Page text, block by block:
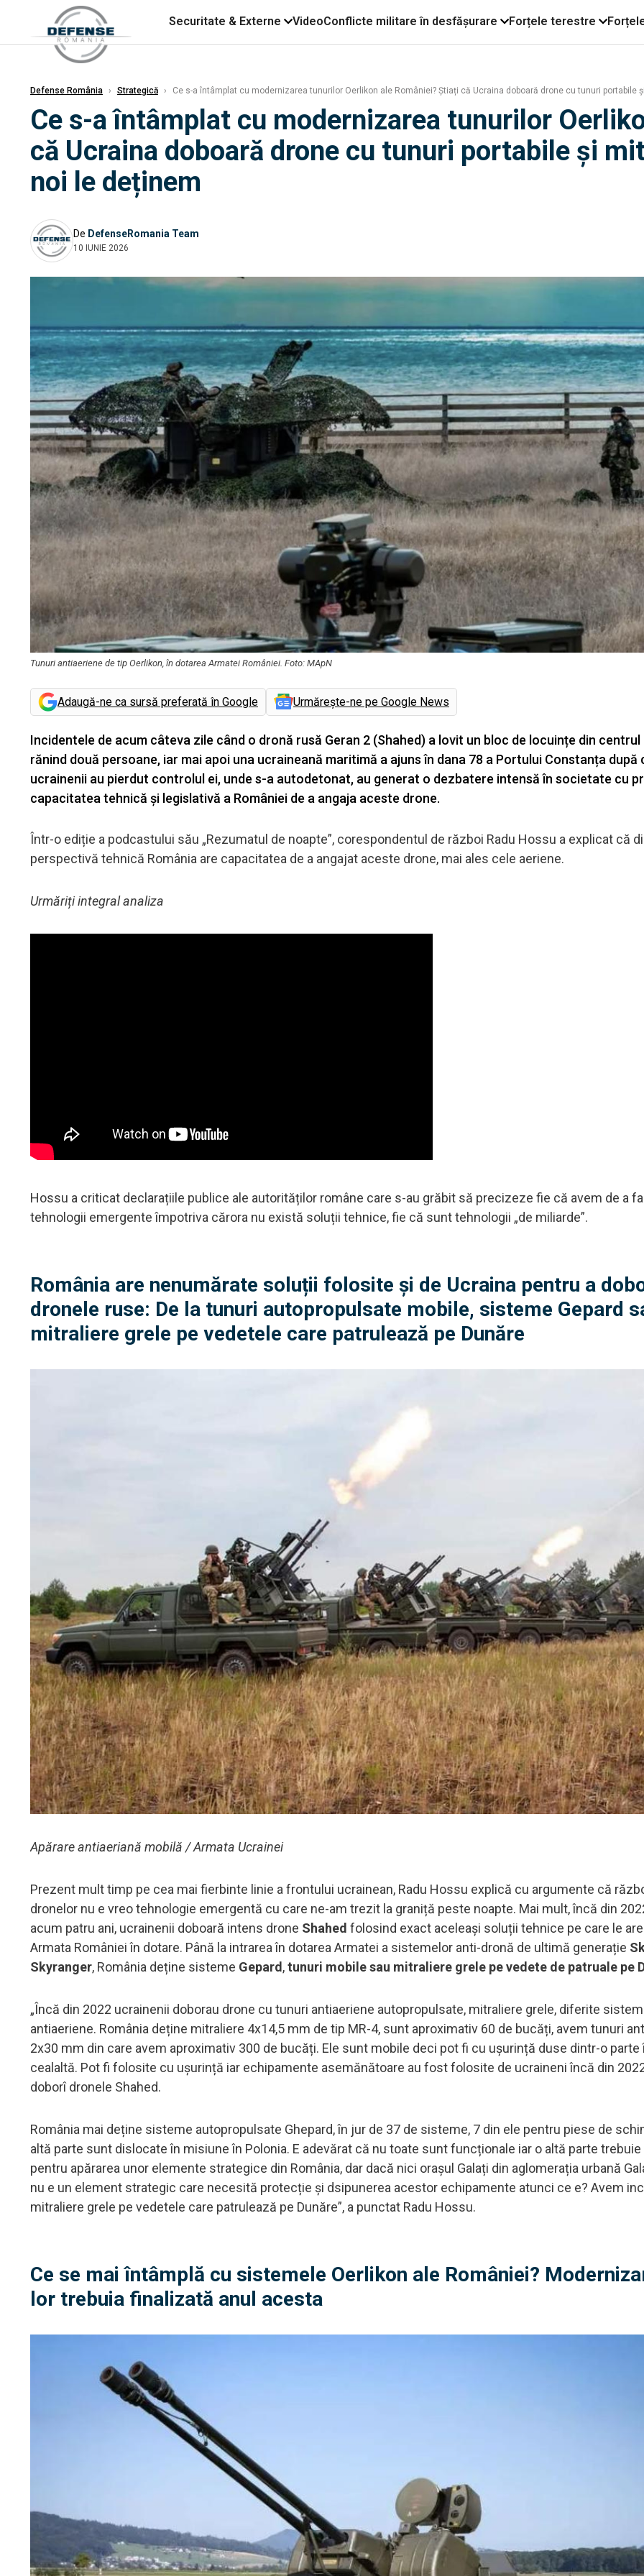
Securitate & Externe VideoConflicte militare în desfășurare Forțele terestre
Defense România › Strategică › Ce s-a întâmplat cu modernizarea tunurilor Oerlikon ale României? Știați că Ucraina doboară drone cu tunuri portabile
Ce s-a întâmplat cu modernizarea tunurilor
că Ucraina doboară drone cu tunuri portabile și
noi le deținem
De DefenseRomania Team
10 IUNIE 2026
Tunuri antiaeriene de tip Oerlikon, în dotarea Armatei României. Foto: MApN
Adaugă-ne ca sursă preferată în Google Urmărește-ne pe Google News
Incidentele de acum câteva zile când o dronă rusă Geran 2 (Shahed) a lovit un bloc de locuințe din centrul
rănind două persoane, iar mai apoi una ucraineană maritimă a ajuns în dana 78 a Portului Constanța după
ucrainenii au pierdut controlul ei, unde s-a autodetonat, au generat o dezbatere intensă în societate cu
capacitatea tehnică și legislativă a României de a angaja aceste drone.
Într-o ediție a podcastului său „Rezumatul de noapte”, corespondentul de război Radu Hossu a explicat că
perspectivă tehnică România are capacitatea de a angajat aceste drone, mai ales cele aeriene.
Urmăriți integral analiza
Hossu a criticat declarațiile publice ale autorităților române care s-au grăbit să precizeze fie că avem de a
tehnologii emergente împotriva cărora nu există soluții tehnice, fie că sunt tehnologii „de miliarde”.
România are nenumărate soluții folosite și de Ucraina pentru a
dronele ruse: De la tunuri autopropulsate mobile, sisteme Gepard
mitraliere grele pe vedetele care patrulează pe Dunăre
Apărare antiaeriană mobilă / Armata Ucrainei
Prezent mult timp pe cea mai fierbinte linie a frontului ucrainean, Radu Hossu explică cu argumente că
dronelor nu e vreo tehnologie emergentă cu care ne-am trezit la graniță peste noapte. Mai mult, încă din
acum patru ani, ucrainenii doboară intens drone Shahed folosind exact aceleași soluții tehnice pe care le
Armata României în dotare. Până la intrarea în dotarea Armatei a sistemelor anti-dronă de ultimă generație
Skyranger, România deține sisteme Gepard ,tunuri mobile sau mitraliere grele pe vedete de patruale pe
„Încă din 2022 ucrainenii doborau drone cu tunuri antiaeriene autopropulsate, mitraliere grele, diferite
antiaeriene. România deține mitraliere 4x14,5 mm de tip MR-4, sunt aproximativ 60 de bucăți, avem tunuri
2x30 mm din care avem aproximativ 300 de bucăți. Ele sunt mobile deci pot fi cu ușurință duse dintr-o parte
cealaltă. Pot fi folosite cu ușurință iar echipamente asemănătoare au fost folosite de ucraineni încă din
doborî dronele Shahed.
România mai deține sisteme autopropulsate Ghepard, în jur de 37 de sisteme, 7 din ele pentru piese de
altă parte sunt dislocate în misiune în Polonia. E adevărat că nu toate sunt funcționale iar o altă parte
pentru apărarea unor elemente strategice din România, dar dacă nici orașul Galați din aglomerația urbană
nu e un element strategic care necesită protecție și dsipunerea acestor echipamente atunci ce e? Avem
mitraliere grele pe vedetele care patrulează pe Dunăre”, a punctat Radu Hossu.
Ce se mai întâmplă cu sistemele Oerlikon ale României?
lor trebuia finalizată anul acesta